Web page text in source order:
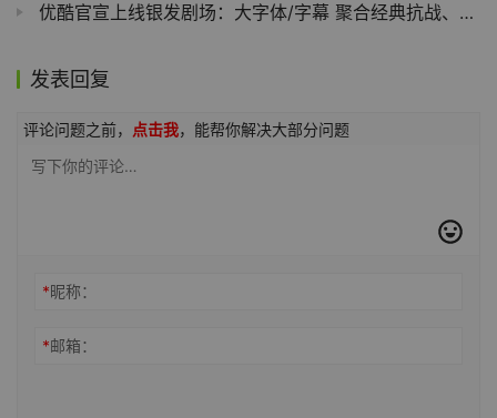
优酷官宣上线银发剧场：大字体/字幕 聚合经典抗战、古装等剧集
发表回复
评论问题之前， 点击我，能帮你解决大部分问题
*昵称：
*邮箱：